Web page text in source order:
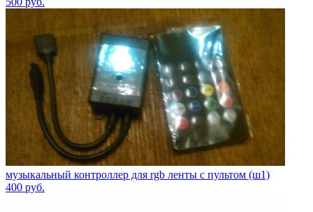
музыкальный контроллер для rgb ленты с пультом (ш1)
400 руб.